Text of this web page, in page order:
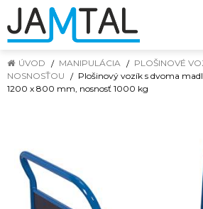
ÚVOD MANIPULÁCIA
PLOŠINOVÉ
NOSNOSŤOU
Plošinový vozík s dvoma
1200 x 800 mm, nosnosť 1000 kg